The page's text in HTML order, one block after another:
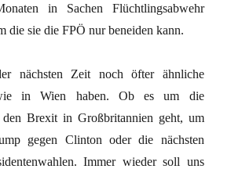
in Sachen Flüchtlingsabwehr
die sie die FPÖ nur beneiden kann.
nächsten Zeit noch öfter ähnliche
in Wien haben. Ob es um die
Brexit in Großbritannien geht, um
gegen Clinton oder die nächsten
Immer wieder soll uns